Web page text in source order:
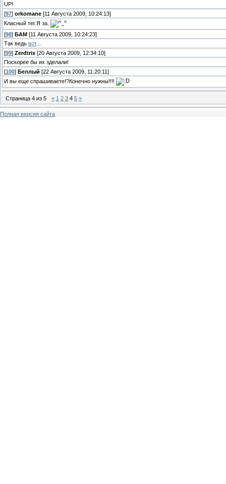
UP!
[97] orkomane [11 Августа 2009, 10:24:13]
Класный тег.Я за.
[98] БАМ [11 Августа 2009, 10:24:23]
Так ведь вот...
[99] Zerdtrix [20 Августа 2009, 12:34:10]
Поскорее бы их зделали!
[100] Беллый [22 Августа 2009, 11:20:11]
И вы еще спрашиваете!?Конечно нужны!!!!
Страница 4 из 5 « 1 2 3 4 5 »
Полная версия сайта